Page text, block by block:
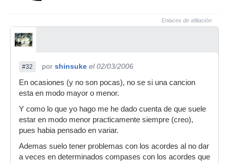
Enlaces de afiliación
#32 por shinsuke el 02/03/2006
En ocasiones (y no son pocas), no se si una cancion
esta en modo mayor o menor.
Y como lo que yo hago me he dado cuenta de que suele
estar en modo menor practicamente siempre (creo),
pues habia pensado en variar.
Ademas suelo tener problemas con los acordes al no dar
a veces en determinados compases con los acordes que